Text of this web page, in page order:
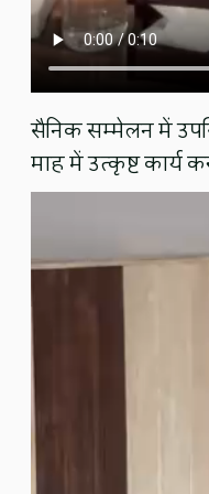
सैनिक सम्मेलन में
माह में उत्कृष्ट कार्य